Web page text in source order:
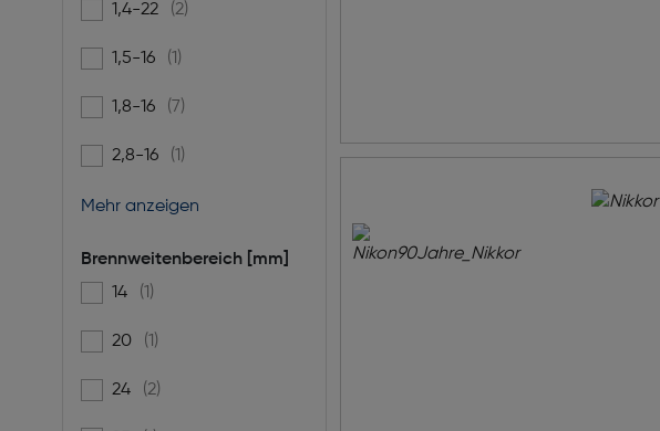
1,4-22 (2)
Filtern nach Blendenbereich (F-F): 1,4-22
1,5-16 (1)
Filtern nach Blendenbereich (F-F): 1,5-16
1,8-16 (7)
Filtern nach Blendenbereich (F-F): 1,8-16
2,8-16 (1)
Filtern nach Blendenbereich (F-F): 2,8-16
Mehr anzeigen
Brennweitenbereich [mm]
14
(1)
Filtern nach Brennweitenbereich [mm]: 14
20 (1)
Filtern nach Brennweitenbereich [mm]: 20
24 (2)
Filtern nach Brennweitenbereich [mm]: 24